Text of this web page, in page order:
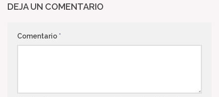
DEJA UN COMENTARIO
Comentario *